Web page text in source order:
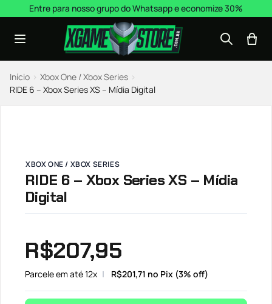
Pular para o conteúdo
Entre para nosso grupo do Whatsapp e economize 30%
Início › Xbox One / Xbox Series ›
RIDE 6 – Xbox Series XS – Mídia Digital
XBOX ONE / XBOX SERIES
RIDE 6 – Xbox Series XS – Mídia
Digital
R$207,95
Parcele em até 12x R$201,71 no Pix (3% off)